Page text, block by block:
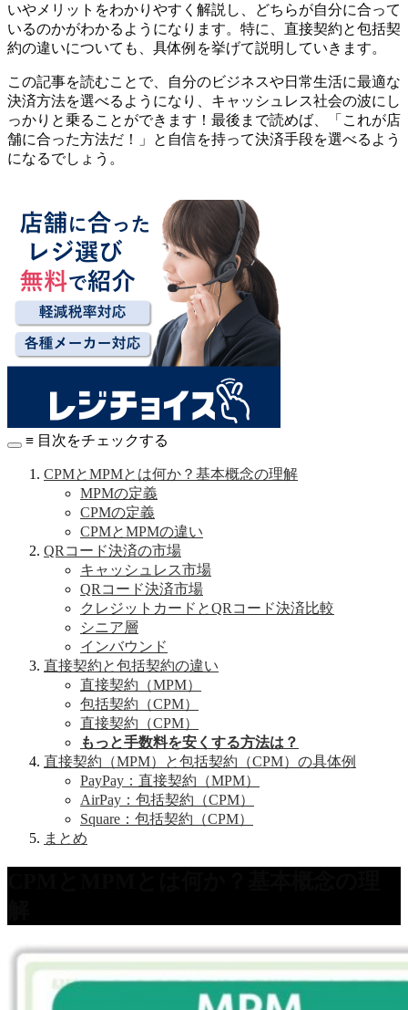
いやメリットをわかりやすく解説し、どちらが自分に合って
いるのかがわかるようになります。特に、直接契約と包括契
約の違いについても、具体例を挙げて説明していきます。
この記事を読むことで、自分のビジネスや日常生活に最適な
決済方法を選べるようになり、キャッシュレス社会の波にし
っかりと乗ることができます！最後まで読めば、「これが店
舗に合った方法だ！」と自信を持って決済手段を選べるよう
になるでしょう。
≡ 目次をチェックする
CPMとMPMとは何か？基本概念の理解
MPMの定義
CPMの定義
CPMとMPMの違い
QRコード決済の市場
キャッシュレス市場
QRコード決済市場
クレジットカードとQRコード決済比較
シニア層
インバウンド
直接契約と包括契約の違い
直接契約（MPM）
包括契約（CPM）
直接契約（CPM）
もっと手数料を安くする方法は？
直接契約（MPM）と包括契約（CPM）の具体例
PayPay：直接契約（MPM）
AirPay：包括契約（CPM）
Square：包括契約（CPM）
まとめ